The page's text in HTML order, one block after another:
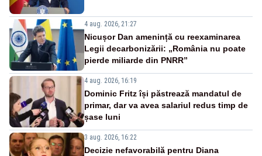
4 aug. 2026, 21:27
Nicușor Dan amenință cu reexaminarea
Legii decarbonizării: „România nu poate
pierde miliarde din PNRR”
4 aug. 2026, 16:19
Dominic Fritz își păstrează mandatul de
primar, dar va avea salariul redus timp de
șase luni
3 aug. 2026, 16:22
Decizie nefavorabilă pentru Diana